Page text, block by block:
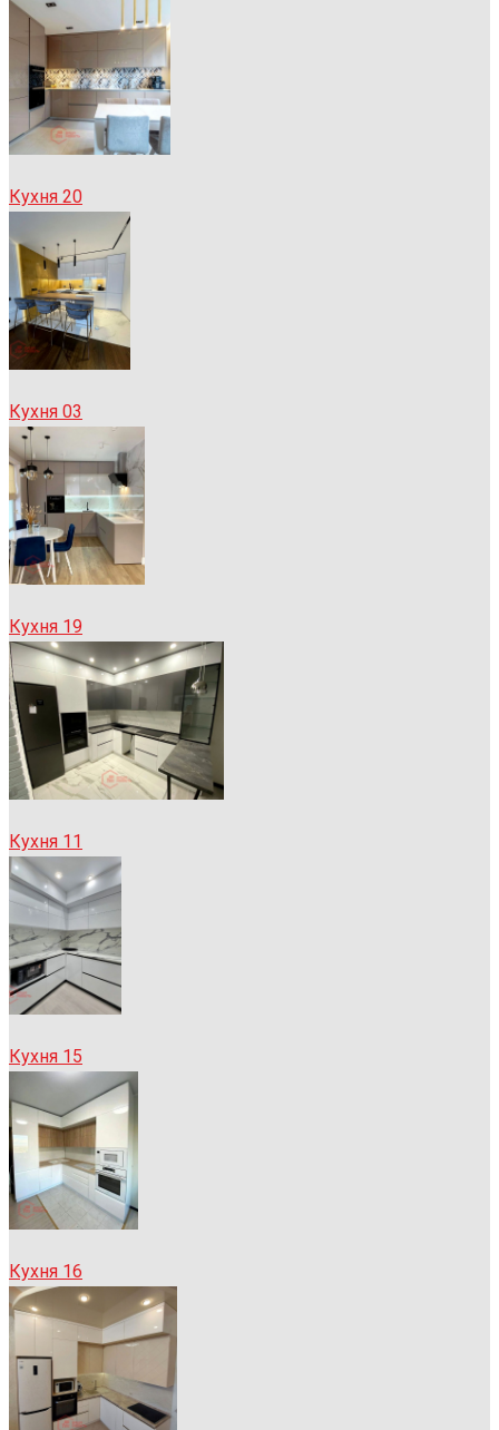
Кухня 20
Кухня 03
Кухня 19
Кухня 11
Кухня 15
Кухня 16